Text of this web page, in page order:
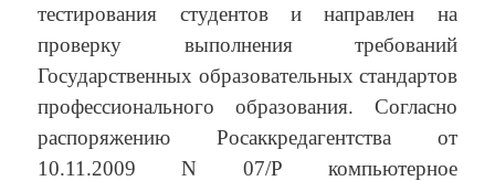
тестирования студентов и направлен на
проверку выполнения требований
Государственных образовательных стандартов
профессионального образования. Согласно
распоряжению Росаккредагентства от
10.11.2009 N 07/Р компьютерное